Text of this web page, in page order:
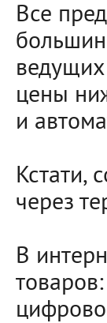
Все
ведущих
цены
и
Кстати,
через
В